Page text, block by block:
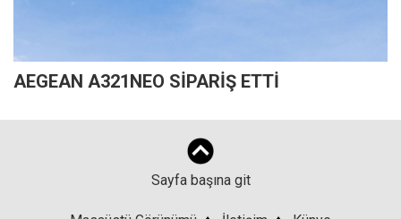
AEGEAN A321NEO SİPARİŞ ETTİ
Sayfa başına git